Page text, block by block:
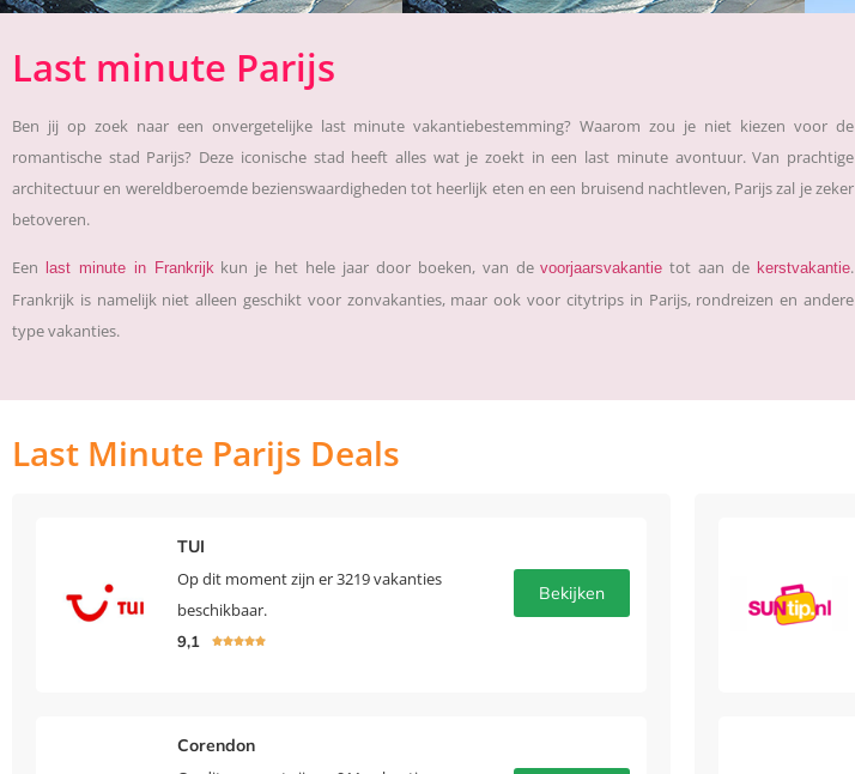
Last minute Parijs
Ben jij op zoek naar een onvergetelijke last minute vakantiebestemming? Waarom zou je niet kiezen voor de
romantische stad Parijs? Deze iconische stad heeft alles wat je zoekt in een last minute avontuur. Van prachtige
architectuur en wereldberoemde bezienswaardigheden tot heerlijk eten en een bruisend nachtleven, Parijs zal je zeker
betoveren.
Een last minute in Frankrijkkun je het hele jaar door boeken, van devoorjaarsvakantie tot aan de kerstvakantie.
Frankrijk is namelijk niet alleen geschikt voor zonvakanties, maar ook voor citytrips in Parijs, rondreizen en andere
type vakanties.
Last Minute Parijs Deals
TUI
Op dit moment zijn er 3219 vakanties
beschikbaar.
9,1 
Bekijken
Corendon